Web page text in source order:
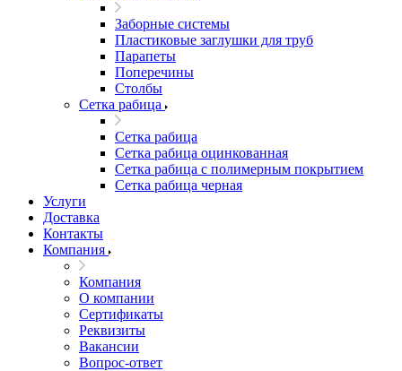
Заборные системы
Пластиковые заглушки для труб
Парапеты
Поперечины
Столбы
Сетка рабица
Сетка рабица
Сетка рабица оцинкованная
Сетка рабица с полимерным покрытием
Сетка рабица черная
Услуги
Доставка
Контакты
Компания
Компания
О компании
Сертификаты
Реквизиты
Вакансии
Вопрос-ответ